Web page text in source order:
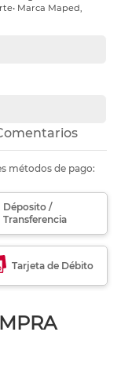
Marca Maped,
métodos de pago:
Déposito /
Transferencia
Tarjeta de Débito